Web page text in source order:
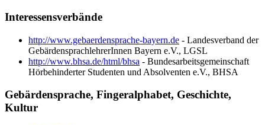
Interessensverbände
http://www.gebaerdensprache-bayern.de - Landesverband der
GebärdensprachlehrerInnen Bayern e.V., LGSL
http://www.bhsa.de/html/bhsa - Bundesarbeitsgemeinschaft
Hörbehinderter Studenten und Absolventen e.V., BHSA
Gebärdensprache, Fingeralphabet, Geschichte,
Kultur